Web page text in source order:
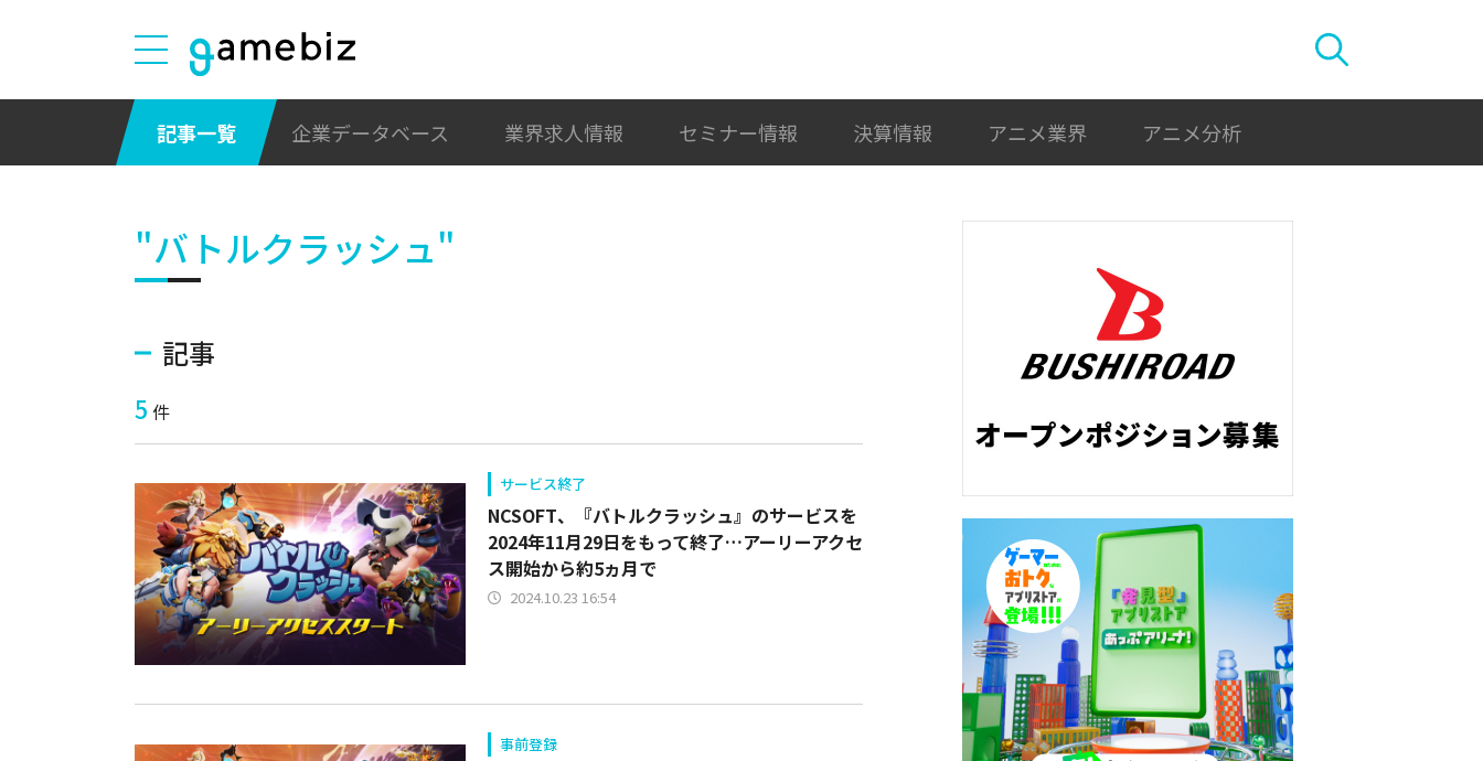
記事一覧 企業データベース 業界求人情報 セミナー情報 決算情報 アニメ業界 アニメ分析
"バトルクラッシュ"
記事
5 件
サービス終了
NCSOFT、『バトルクラッシュ』のサービスを
2024年11月29日をもって終了…アーリーアクセ
ス開始から約5ヵ月で
2024.10.23 16:54
事前登録